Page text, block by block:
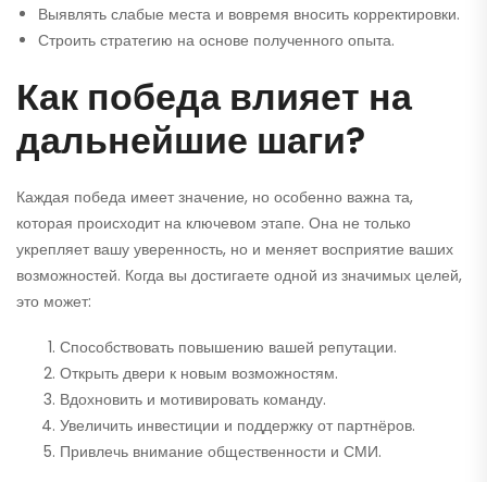
Выявлять слабые места и вовремя вносить корректировки.
Строить стратегию на основе полученного опыта.
Как победа влияет на
дальнейшие шаги?
Каждая победа имеет значение, но особенно важна та,
которая происходит на ключевом этапе. Она не только
укрепляет вашу уверенность, но и меняет восприятие ваших
возможностей. Когда вы достигаете одной из значимых целей,
это может:
Способствовать повышению вашей репутации.
Открыть двери к новым возможностям.
Вдохновить и мотивировать команду.
Увеличить инвестиции и поддержку от партнёров.
Привлечь внимание общественности и СМИ.